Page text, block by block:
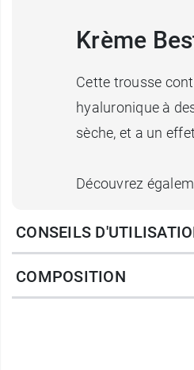
Krème
Cette trousse
hyaluronique à
sèche, et a un
Découvrez
Contenu de la
1 flacon de
1 tube de Krème
Krème
CONSEILS
COMPOSITION